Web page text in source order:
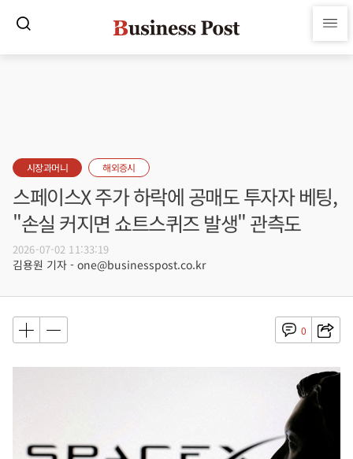
시장과머니 해외증시
스페이스X 주가 하락에 공매도 투자자 베팅,
"손실 커지면 쇼트스퀴즈 발생" 관측도
2026-07-02 11:33:19
김용원 기자 - one@businesspost.co.kr
0